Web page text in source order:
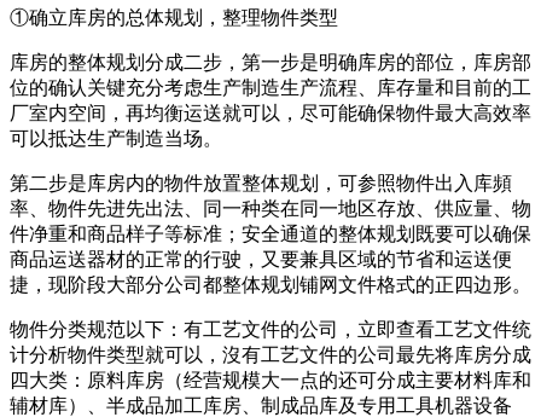
①确立库房的总体规划，整理物件类型
库房的整体规划分成二步，第一步是明确库房的部位，库房部
位的确认关键充分考虑生产制造生产流程、库存量和目前的工
厂室内空间，再均衡运送就可以，尽可能确保物件最大高效率
可以抵达生产制造当场。
第二步是库房内的物件放置整体规划，可参照物件出入库頻
率、物件先进先出法、同一种类在同一地区存放、供应量、物
件净重和商品样子等标准；安全通道的整体规划既要可以确保
商品运送器材的正常的行驶，又要兼具区域的节省和运送便
捷，现阶段大部分公司都整体规划铺网文件格式的正四边形。
物件分类规范以下：有工艺文件的公司，立即查看工艺文件统
计分析物件类型就可以，沒有工艺文件的公司最先将库房分成
四大类：原料库房（经营规模大一点的还可分成主要材料库和
辅材库）、半成品加工库房、制成品库及专用工具机器设备